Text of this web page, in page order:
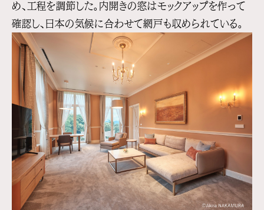
め、工程を調節した。内開きの窓はモックアップを作って
確認し、日本の気候に合わせて網戸も収められている。